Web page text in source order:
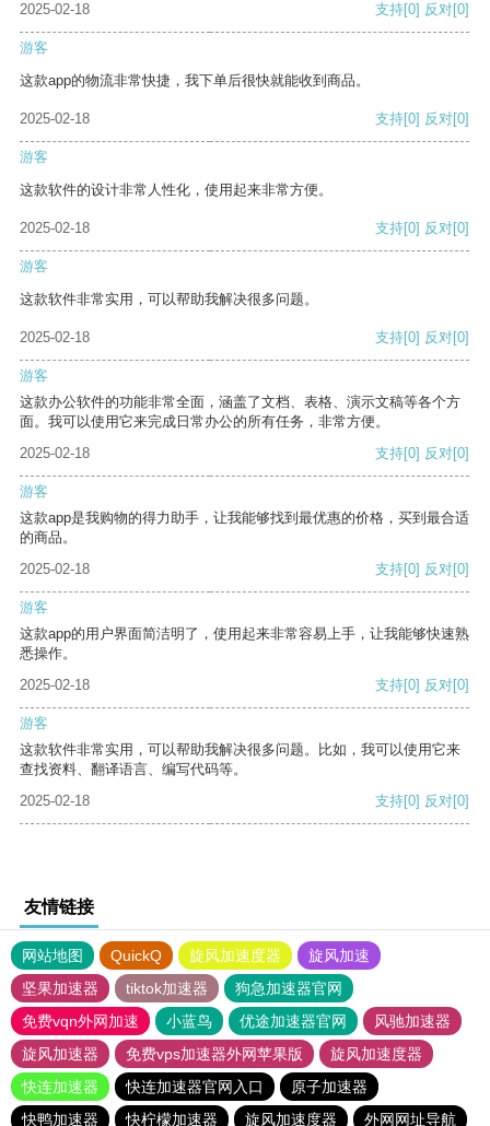
2025-02-18
支持[0] 反对[0]
游客
这款app的物流非常快捷，我下单后很快就能收到商品。
2025-02-18 支持[0] 反对[0]
游客
这款软件的设计非常人性化，使用起来非常方便。
2025-02-18 支持[0] 反对[0]
游客
这款软件非常实用，可以帮助我解决很多问题。
2025-02-18 支持[0] 反对[0]
游客
这款办公软件的功能非常全面，涵盖了文档、表格、演示文稿等各个方
面。我可以使用它来完成日常办公的所有任务，非常方便。
2025-02-18
支持[0] 反对[0]
游客
这款app是我购物的得力助手，让我能够找到最优惠的价格，买到最合适
的商品。
2025-02-18
支持[0] 反对[0]
游客
这款app的用户界面简洁明了，使用起来非常容易上手，让我能够快速熟
悉操作。
2025-02-18
支持[0] 反对[0]
游客
这款软件非常实用，可以帮助我解决很多问题。比如，我可以使用它来
查找资料、翻译语言、编写代码等。
2025-02-18
支持[0] 反对[0]
友情链接
网站地图 QuickQ 旋风加速度器
旋风加速
坚果加速器
tiktok加速器
狗急加速器官网
免费vqn外网加速
小蓝鸟 优途加速器官网
风驰加速器
旋风加速器
免费vps加速器外网苹果版
旋风加速度器
快连加速器
快连加速器官网入口
原子加速器
快鸭加速器
快柠檬加速器 旋风加速度器 外网网址导航